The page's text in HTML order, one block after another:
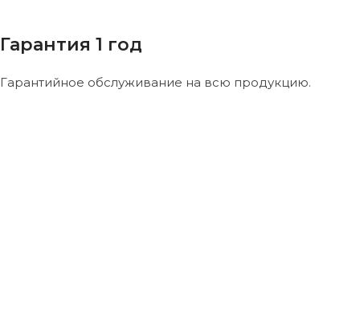
Гарантия 1 год
Гарантийное обслуживание на всю продукцию.